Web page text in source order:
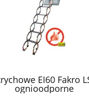
EI60 Fakro
ognioodporne